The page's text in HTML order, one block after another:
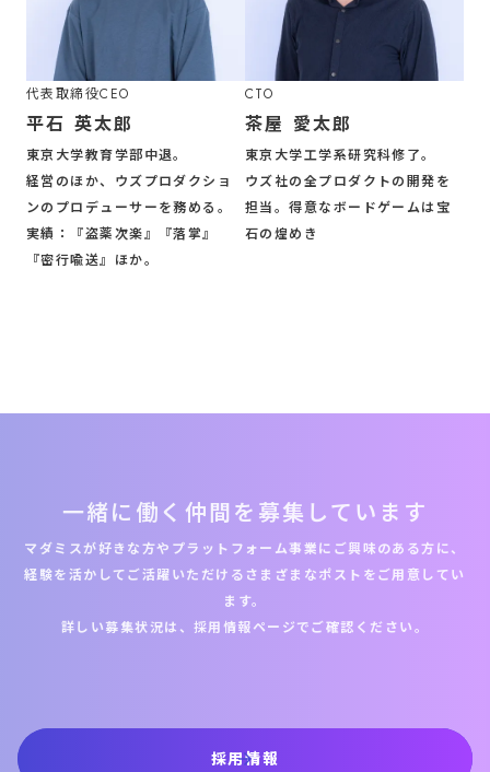
代表取締役CEO
平石 英太郎
東京大学教育学部中退。
経営のほか、ウズプロダクショ
ンのプロデューサーを務める。
実績：『盗薬次楽』『落掌』
『密行喩送』ほか。
CTO
茶屋 愛太郎
東京大学工学系研究科修了。
ウズ社の全プロダクトの開発を
担当。得意なボードゲームは宝
石の煌めき
一緒に働く仲間を募集しています
マダミスが好きな方やプラットフォーム事業にご興味のある方に、
経験を活かしてご活躍いただけるさまざまなポストをご用意してい
ます。
詳しい募集状況は、採用情報ページでご確認ください。
採用情報
arrow_forward